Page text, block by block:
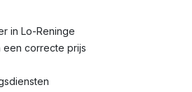
in Lo-Reninge
een correcte prijs